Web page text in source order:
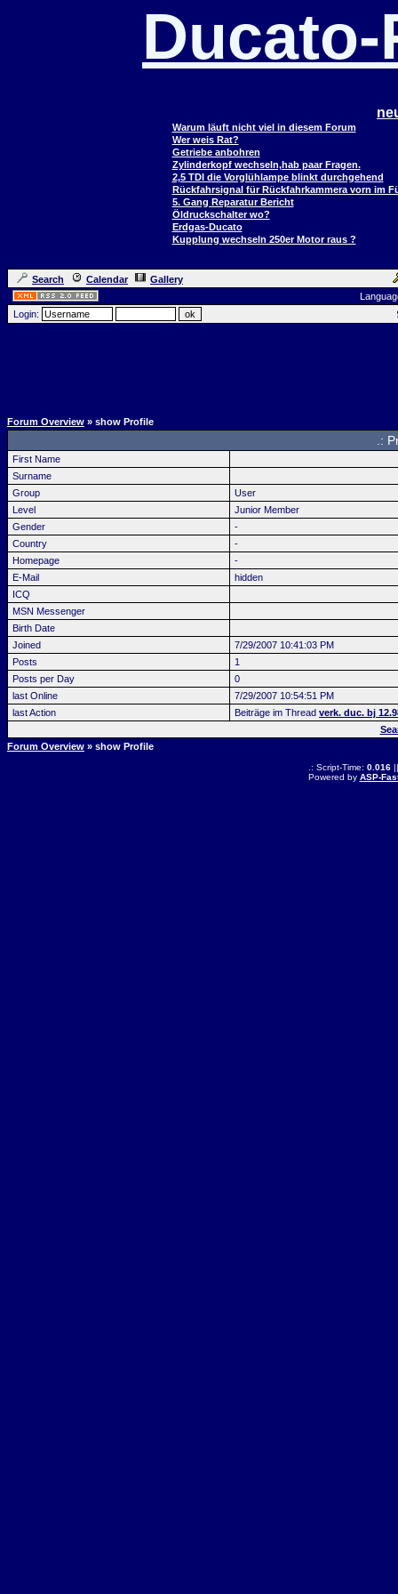
Warum läuft nicht viel in diesem Forum
Wer weis Rat?
Getriebe anbohren
Zylinderkopf wechseln,hab paar Fragen.
2,5 TDI die Vorglühlampe blinkt durchgehend
Rückfahrsignal für Rückfahrkammera vorn im
5. Gang Reparatur Bericht
Öldruckschalter wo?
Erdgas-Ducato
Kupplung wechseln 250er Motor raus ?
Search Calendar
Gallery
Login:
Forum Overview » show Profile
.:
First Name
Surname
Group
User
Level
Junior Member
Gender
-
Country
-
Homepage
-
E-Mail
hidden
ICQ
MSN Messenger
Birth Date
Joined
7/29/2007 10:41:03 PM
Posts
1
Posts per Day
0
last Online
7/29/2007 10:54:51 PM
last Action
Beiträge im Thread verk. duc. bj
Forum Overview » show Profile
.: Script-Time: 0.016||
Powered by ASP-